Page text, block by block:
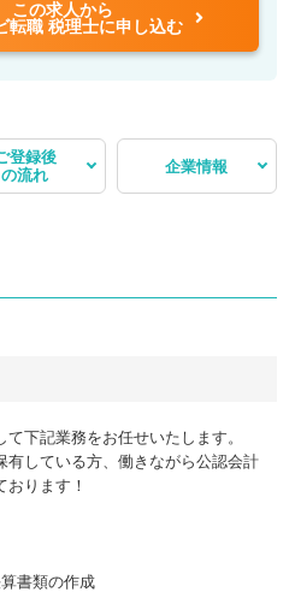
この求人から
転職 税理士に申し込む
登録後
の流れ
企業情報
下記業務をお任せいたします。
有している方、働きながら公認会計
ります！
書類の作成